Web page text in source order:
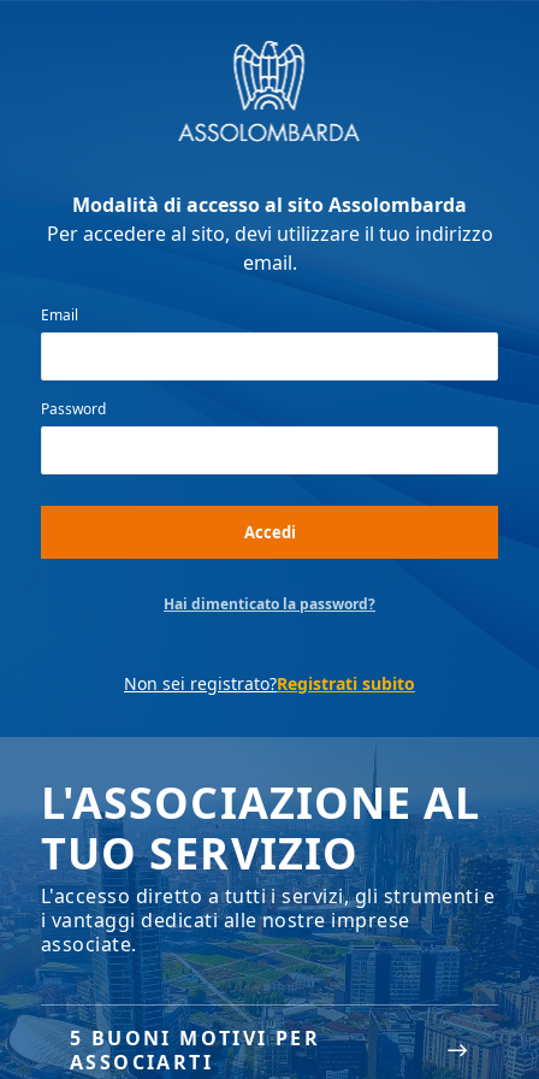
Modalità di accesso al sito Assolombarda
Per accedere al sito, devi utilizzare il tuo indirizzo
email.
Email
Password
Hai dimenticato la password?
Non sei registrato?Registrati subito
L'ASSOCIAZIONE AL
TUO SERVIZIO
L'accesso diretto a tutti i servizi, gli strumenti e
i vantaggi dedicati alle nostre imprese
associate.
5 BUONI MOTIVI PER
ASSOCIARTI